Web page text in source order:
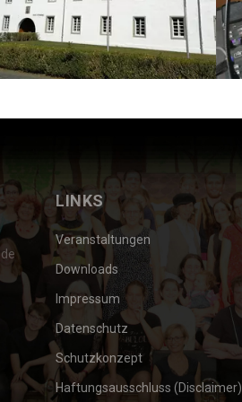
LINKS
Veranstaltungen
Downloads
Impressum
Datenschutz
Schutzkonzept
Haftungsausschluss (Disclaimer)